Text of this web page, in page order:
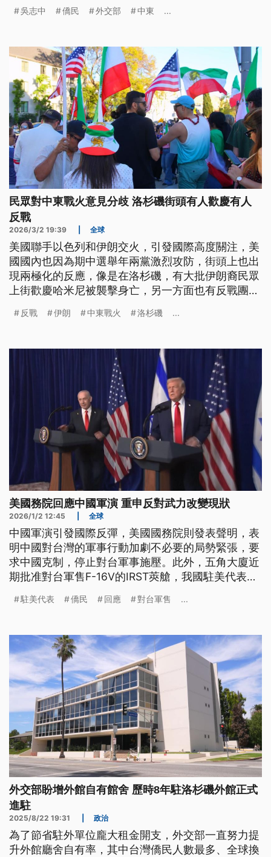
吳志中 僑民 外交部 中東 ...
民眾對中東戰火意見分歧 洛杉磯街頭有人歡慶有人
反戰
2026/3/2 19:39 全球
美國聯手以色列和伊朗交火，引發國際高度關注，美
國國內也因為期中選舉年兩黨激烈攻防，街頭上也出
現兩極化的反應，像是在洛杉磯，有大批伊朗裔民眾
上街歡慶哈米尼被襲擊身亡，另一方面也有反戰團體
反戰 伊朗 中東戰火 洛杉磯 ...
美國務院回應中國軍演 重申反對武力改變現狀
2026/1/2 12:45 全球
中國軍演引發國際反彈，美國國務院則發表聲明，表
明中國對台灣的軍事行動加劇不必要的局勢緊張，要
求中國克制，停止對台軍事施壓。此外，五角大廈近
期批准對台軍售F-16V的IRST莢艙，我國駐美代表也
駐美代表 僑民 回應 對台軍售 ...
外交部盼增外館自有館舍 歷時8年駐洛杉磯外館正式
進駐
2025/8/22 19:31 政治
為了節省駐外單位龐大租金開支，外交部一直努力提
升外館廳舍自有率，其中台灣僑民人數最多、全球換